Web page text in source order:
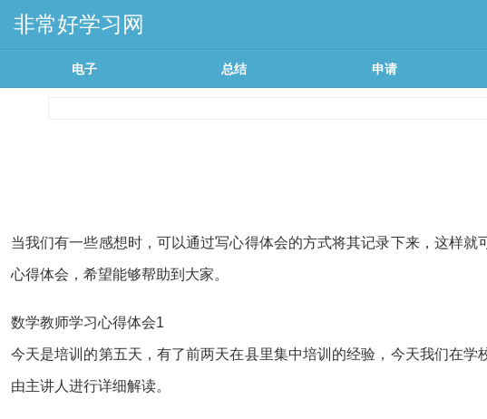
非常好学习网
电子 总结 申请
当我们有一些感想时，可以通过写心得体会的方式将其记录下来，这样
心得体会，希望能够帮助到大家。
数学教师学习心得体会1
今天是培训的第五天，有了前两天在县里集中培训的经验，今天我们在
由主讲人进行详细解读。